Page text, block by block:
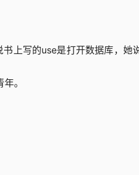
上写的use是打开数据库，她
。